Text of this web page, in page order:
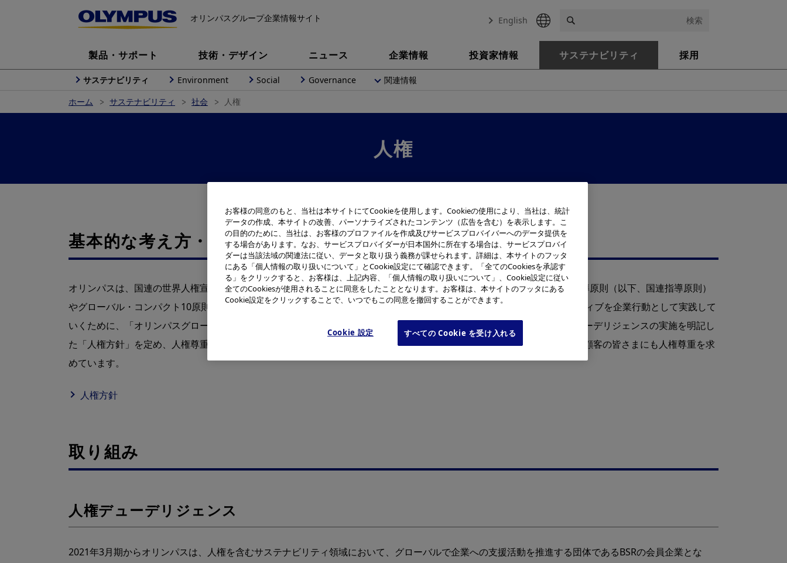
オリンパスグループ企業情報サイト English 検索
製品・サポート 技術・デザイン ニュース 企業情報 投資家情報 サステナビリティ 採用
サステナビリティ Environment Social Governance
関連情報
ホーム
サステナビリティ 社会 人権
人権
基本的な考え⽅・⽅針
オリンパスは、国連の世界⼈権宣⾔・労働における基本的原則及び権利に関するILO宣⾔・国連ビジネスと⼈権に関する指導原則（以下、国連指導原則）
やグローバル・コンパクト10原則などの国際的な⼈権に関する規範への⽀持を表明しています。これら国際的なイニシアティブを企業⾏動として実践して
いくために、「オリンパスグローバル⾏動規範」に「⼈権尊重」を明記するとともに、国連指導原則にのっとった⼈権デューデリジェンスの実施を明記し
た「⼈権⽅針」を定め、⼈権尊重の経営に努めています。また、オリンパスとともに事業活動を推進するサードパーティや顧客の皆さまにも⼈権尊重を求
めています。
⼈権⽅針
取り組み
⼈権デューデリジェンス
2021年3⽉期からオリンパスは、⼈権を含むサステナビリティ領域において、グローバルで企業への⽀援活動を推進する団体であるBSRの会員企業とな
お客様の同意のもと、当社は本サイトにてCookieを使用します。Cookieの使用により、当社は、統計
データの作成、本サイトの改善、パーソナライズされたコンテンツ（広告を含む）を表示します。こ
の目的のために、当社は、お客様のプロファイルを作成及びサービスプロバイバーへのデータ提供を
する場合があります。なお、サービスプロバイダーが日本国外に所在する場合は、サービスプロバイ
ダーは当該法域の関連法に従い、データと取り扱う義務が課せられます。詳細は、本サイトのフッタ
にある「個人情報の取り扱いについて」とCookie設定にて確認できます。「全てのCookiesを承認す
る」をクリックすると、お客様は、上記内容、「個人情報の取り扱いについて」、Cookie設定に従い
全てのCookiesが使用されることに同意をしたこととなります。お客様は、本サイトのフッタにある
Cookie設定をクリックすることで、いつでもこの同意を撤回することができます。
Cookie 設定 すべての Cookie を受け入れる